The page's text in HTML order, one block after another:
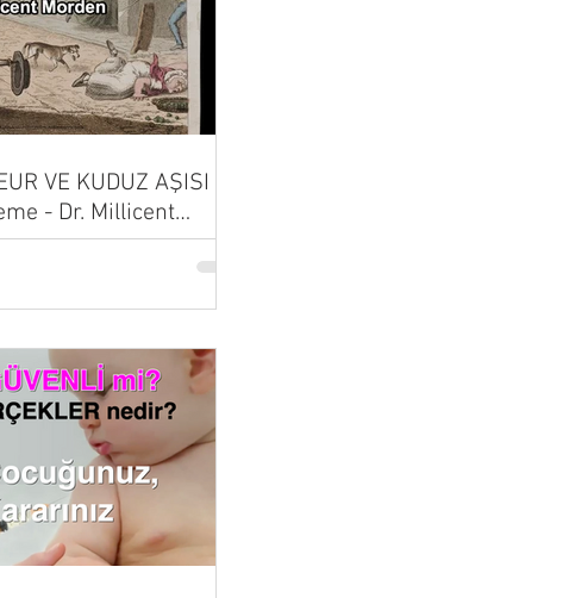
VE KUDUZ AŞISI |
- Dr. Millicent